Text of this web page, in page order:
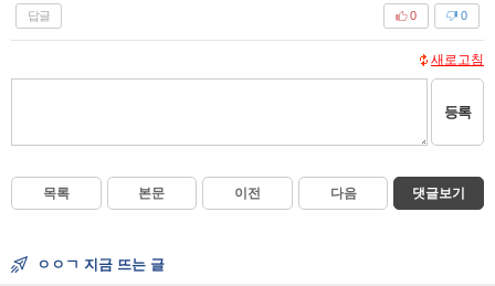
답글 0
0
새로고침
등록
목록 본문 이전 다음 댓글보기
ㅇㅇㄱ 지금 뜨는 글